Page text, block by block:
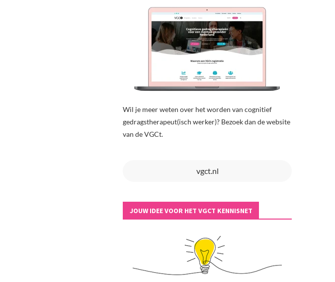
Wil je meer weten over het worden van cognitief
gedragstherapeut(isch werker)? Bezoek dan de website
van de VGCt.
vgct.nl
JOUW IDEE VOOR HET VGCT KENNISNET